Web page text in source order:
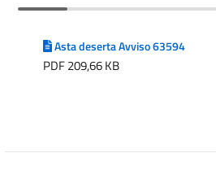
Asta deserta Avviso 63594
PDF 209,66 KB